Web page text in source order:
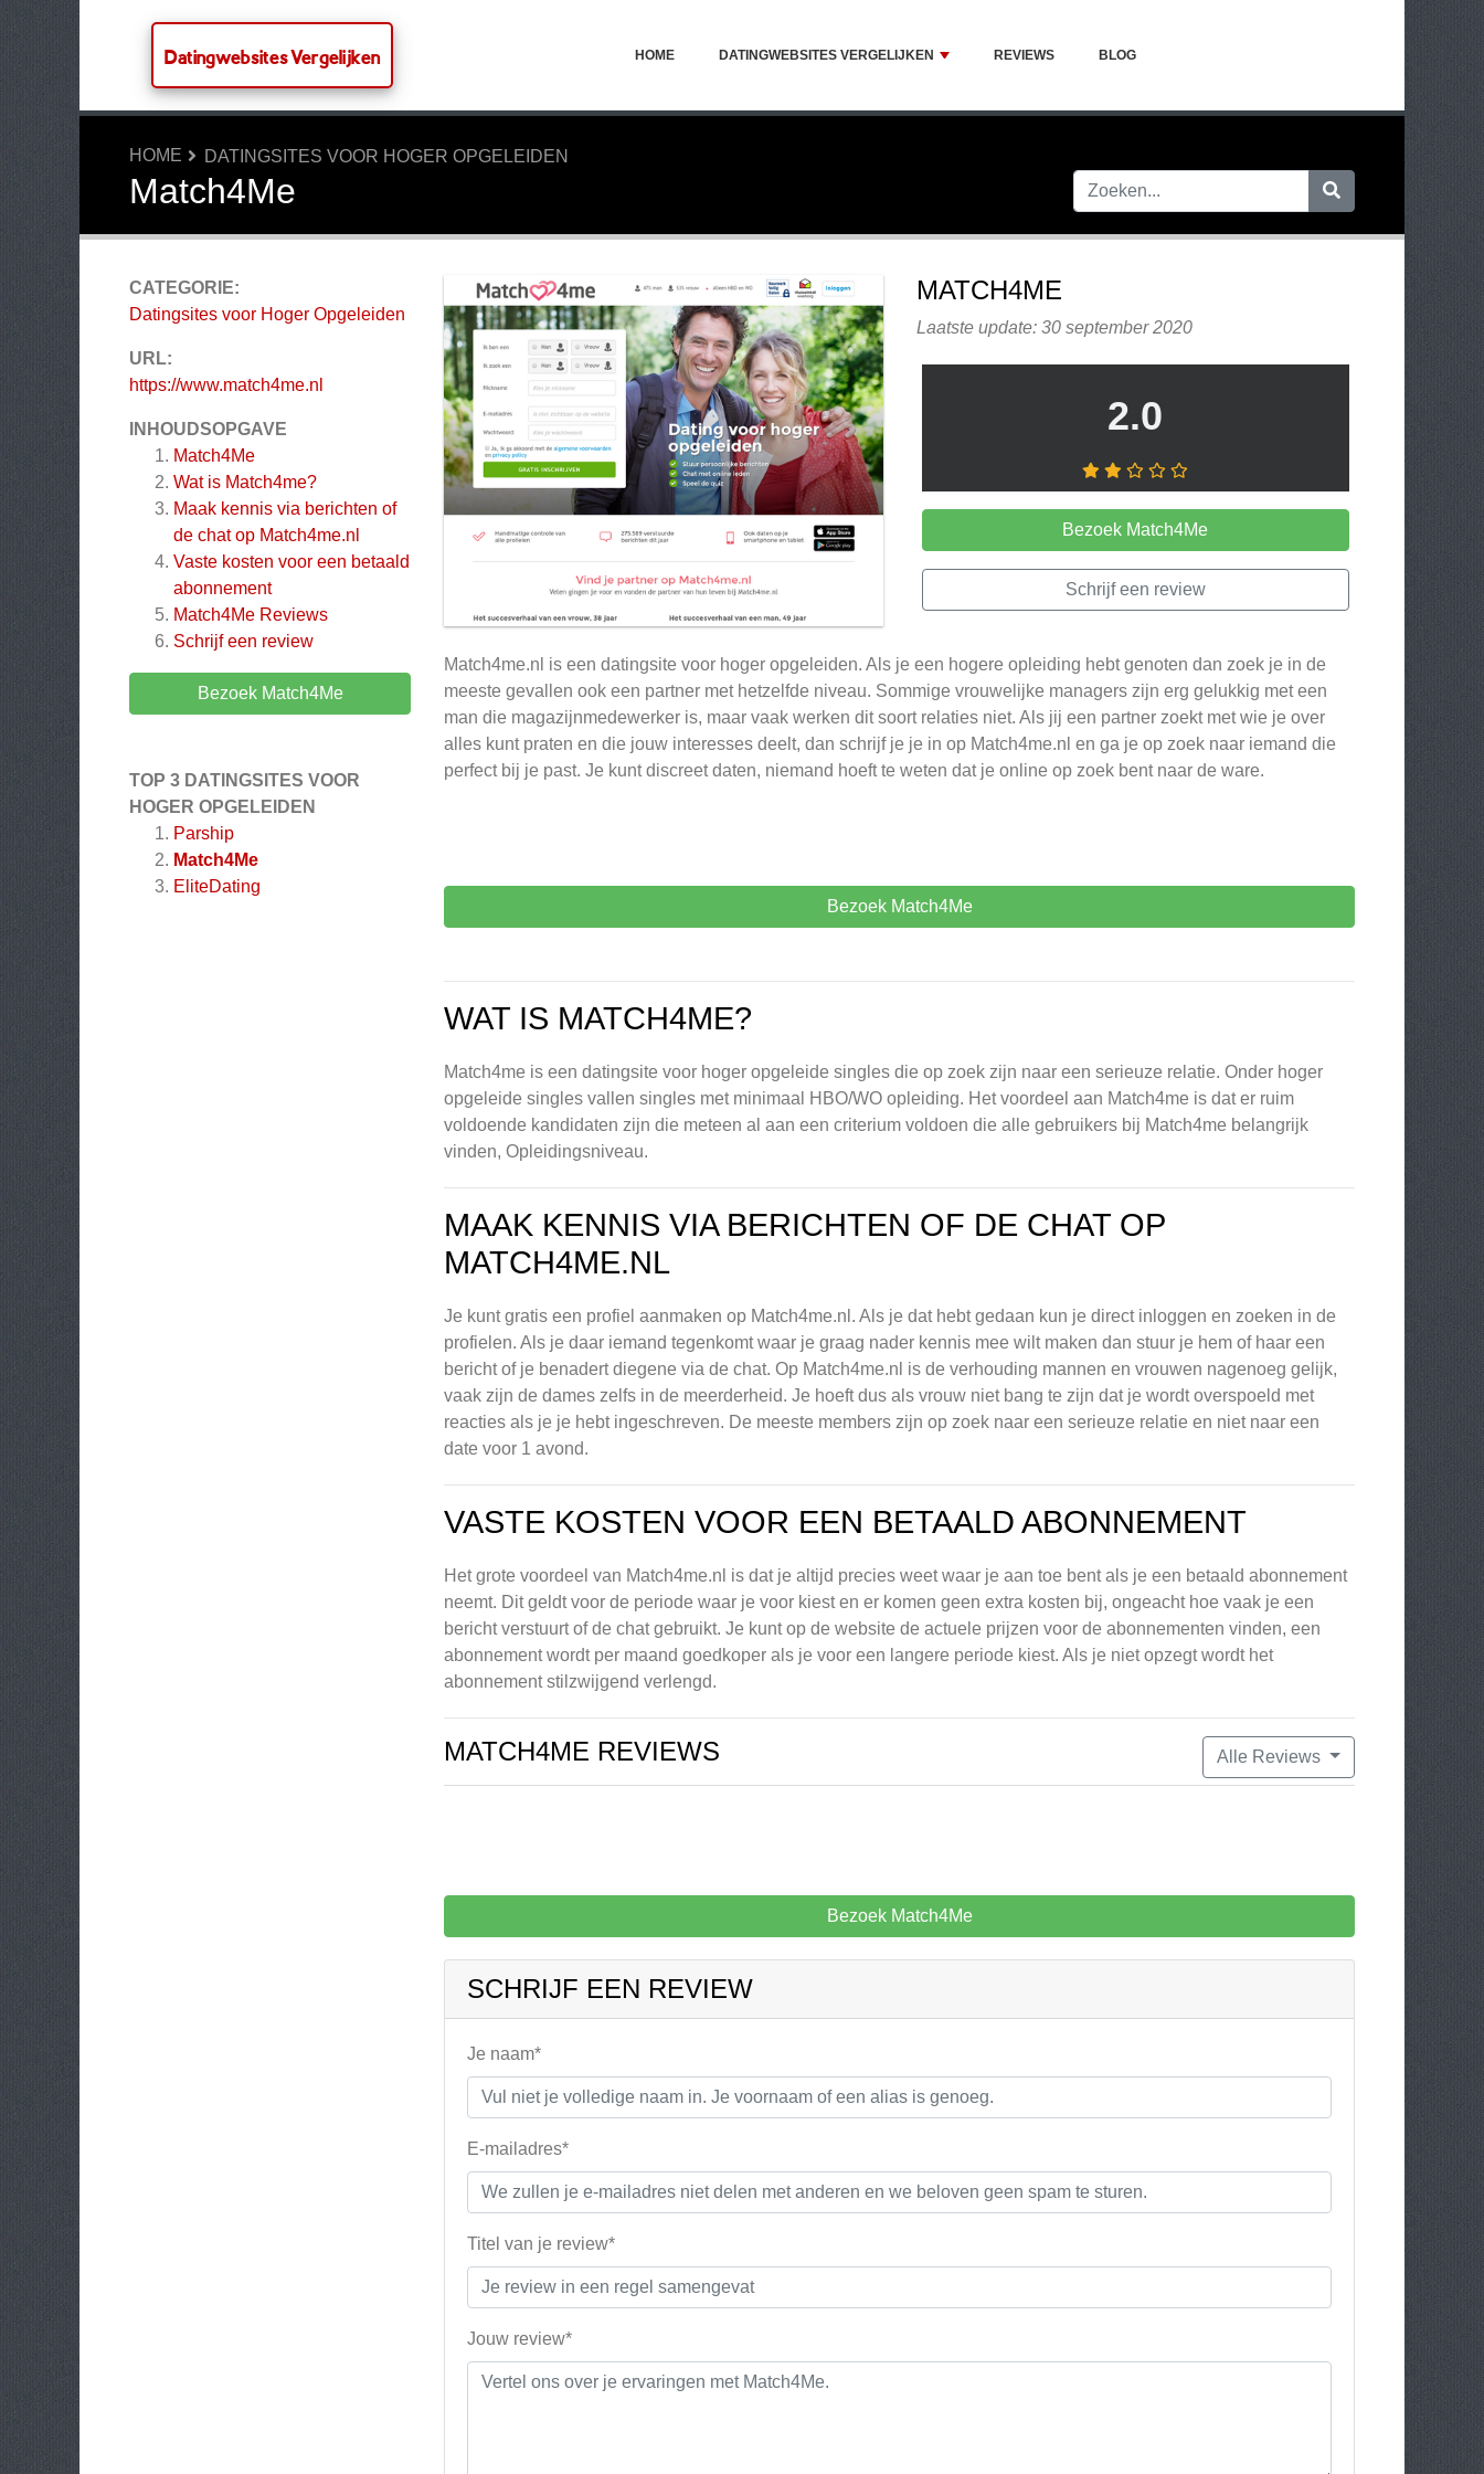
Datingwebsites Vergelijken HOME DATINGWEBSITES VERGELIJKEN REVIEWS BLOG
HOME DATINGSITES VOOR HOGER OPGELEIDEN
Match4Me
CATEGORIE:
Datingsites voor Hoger Opgeleiden
URL:
https://www.match4me.nl
INHOUDSOPGAVE
Match4Me
Wat is Match4me?
Maak kennis via berichten of
de chat op Match4me.nl
Vaste kosten voor een betaald
abonnement
Match4Me Reviews
Schrijf een review
Bezoek Match4Me
TOP 3 DATINGSITES VOOR
HOGER OPGELEIDEN
Parship
Match4Me
EliteDating
MATCH4ME
Laatste update: 30 september 2020
2.0
Bezoek Match4Me
Schrijf een review
Match4me.nl is een datingsite voor hoger opgeleiden. Als je een hogere opleiding hebt genoten dan zoek je in de
meeste gevallen ook een partner met hetzelfde niveau. Sommige vrouwelijke managers zijn erg gelukkig met een
man die magazijnmedewerker is, maar vaak werken dit soort relaties niet. Als jij een partner zoekt met wie je over
alles kunt praten en die jouw interesses deelt, dan schrijf je je in op Match4me.nl en ga je op zoek naar iemand die
perfect bij je past. Je kunt discreet daten, niemand hoeft te weten dat je online op zoek bent naar de ware.
Bezoek Match4Me
WAT IS MATCH4ME?
Match4me is een datingsite voor hoger opgeleide singles die op zoek zijn naar een serieuze relatie. Onder hoger
opgeleide singles vallen singles met minimaal HBO/WO opleiding. Het voordeel aan Match4me is dat er ruim
voldoende kandidaten zijn die meteen al aan een criterium voldoen die alle gebruikers bij Match4me belangrijk
vinden, Opleidingsniveau.
MAAK KENNIS VIA BERICHTEN OF DE CHAT OP
MATCH4ME.NL
Je kunt gratis een profiel aanmaken op Match4me.nl. Als je dat hebt gedaan kun je direct inloggen en zoeken in de
profielen. Als je daar iemand tegenkomt waar je graag nader kennis mee wilt maken dan stuur je hem of haar een
bericht of je benadert diegene via de chat. Op Match4me.nl is de verhouding mannen en vrouwen nagenoeg gelijk,
vaak zijn de dames zelfs in de meerderheid. Je hoeft dus als vrouw niet bang te zijn dat je wordt overspoeld met
reacties als je je hebt ingeschreven. De meeste members zijn op zoek naar een serieuze relatie en niet naar een
date voor 1 avond.
VASTE KOSTEN VOOR EEN BETAALD ABONNEMENT
Het grote voordeel van Match4me.nl is dat je altijd precies weet waar je aan toe bent als je een betaald abonnement
neemt. Dit geldt voor de periode waar je voor kiest en er komen geen extra kosten bij, ongeacht hoe vaak je een
bericht verstuurt of de chat gebruikt. Je kunt op de website de actuele prijzen voor de abonnementen vinden, een
abonnement wordt per maand goedkoper als je voor een langere periode kiest. Als je niet opzegt wordt het
abonnement stilzwijgend verlengd.
Alle Reviews
MATCH4ME REVIEWS
Bezoek Match4Me
SCHRIJF EEN REVIEW
Je naam*
E-mailadres*
Titel van je review*
Jouw review*